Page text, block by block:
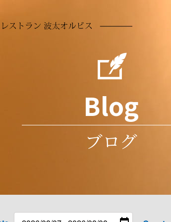
Blog
ブログ